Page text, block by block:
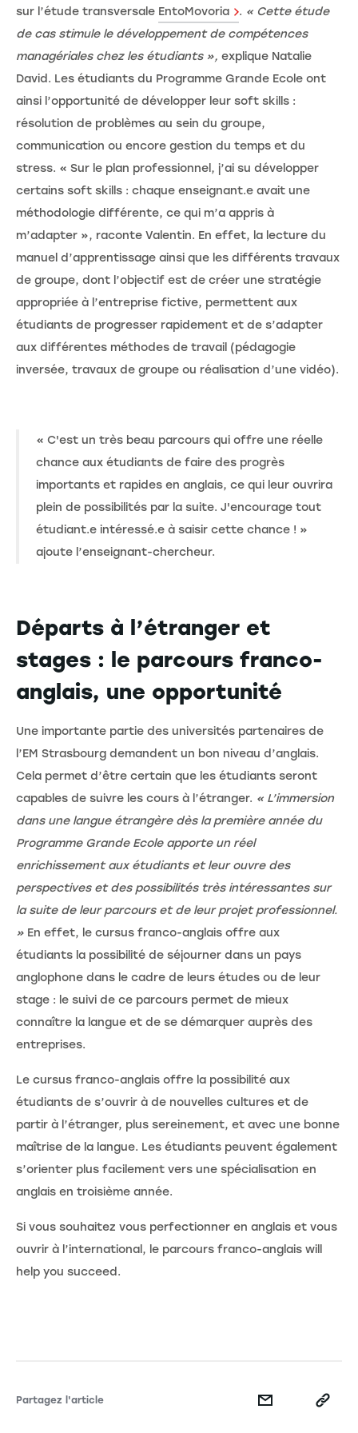
sur l’étude transversale EntoMovoria . « Cette étude
de cas stimule le développement de compétences
managériales chez les étudiants », explique Natalie
David. Les étudiants du Programme Grande Ecole ont
ainsi l’opportunité de développer leur soft skills :
résolution de problèmes au sein du groupe,
communication ou encore gestion du temps et du
stress. « Sur le plan professionnel, j’ai su développer
certains soft skills : chaque enseignant.e avait une
méthodologie différente, ce qui m’a appris à
m’adapter », raconte Valentin. En effet, la lecture du
manuel d’apprentissage ainsi que les différents travaux
de groupe, dont l’objectif est de créer une stratégie
appropriée à l’entreprise fictive, permettent aux
étudiants de progresser rapidement et de s’adapter
aux différentes méthodes de travail (pédagogie
inversée, travaux de groupe ou réalisation d’une vidéo).
« C'est un très beau parcours qui offre une réelle
chance aux étudiants de faire des progrès
importants et rapides en anglais, ce qui leur ouvrira
plein de possibilités par la suite. J'encourage tout
étudiant.e intéressé.e à saisir cette chance ! »
ajoute l’enseignant-chercheur.
Départs à l’étranger et
stages : le parcours franco-
anglais, une opportunité
Une importante partie des universités partenaires de
l’EM Strasbourg demandent un bon niveau d’anglais.
Cela permet d’être certain que les étudiants seront
capables de suivre les cours à l’étranger. « L’immersion
dans une langue étrangère dès la première année du
Programme Grande Ecole apporte un réel
enrichissement aux étudiants et leur ouvre des
perspectives et des possibilités très intéressantes sur
la suite de leur parcours et de leur projet professionnel.
» En effet, le cursus franco-anglais offre aux
étudiants la possibilité de séjourner dans un pays
anglophone dans le cadre de leurs études ou de leur
stage : le suivi de ce parcours permet de mieux
connaître la langue et de se démarquer auprès des
entreprises.
Le cursus franco-anglais offre la possibilité aux
étudiants de s’ouvrir à de nouvelles cultures et de
partir à l’étranger, plus sereinement, et avec une bonne
maîtrise de la langue. Les étudiants peuvent également
s’orienter plus facilement vers une spécialisation en
anglais en troisième année.
Si vous souhaitez vous perfectionner en anglais et vous
ouvrir à l’international, le parcours franco-anglais will
help you succeed.
Partagez l'article